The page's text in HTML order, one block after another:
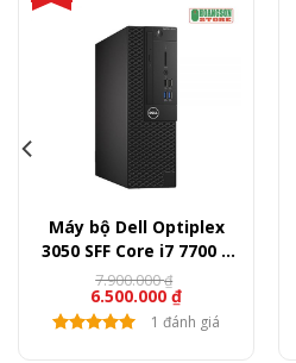
Máy bộ Dell Optiplex
3050 SFF Core i7 7700 –
Ram 8GB – SSD 256GB
7.900.000₫
Giá
gốc
là:
6.500.000₫
Giá
hiện
tại 1 đánh giá